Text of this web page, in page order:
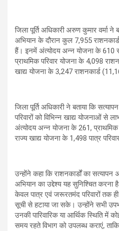
जिला पूर्ति अधिकारी अरुण कुमार वर्मा
अभियान के दौरान कुल 7,955
हैं। इनमें अंत्योदय अन्न योजना के 610
प्राथमिक परिवार योजना के 4,098
खाद्य योजना के 3,247 राशनकार्ड
जिला पूर्ति अधिकारी ने बताया कि
परिवारों को विभिन्न खाद्य योजनाओं से
अंत्योदय अन्न योजना के 261, प्राथमिक
राज्य खाद्य योजना के 1,498 पात्र
उन्होंने कहा कि राशनकार्डों का सत्यापन
अभियान का उद्देश्य यह सुनिश्चित करना
केवल पात्र एवं जरूरतमंद परिवारों तक ही
सूची से हटाया जा सके। उन्होंने सभी
उनकी पारिवारिक या आर्थिक स्थिति में
समय रहते विभाग को उपलब्ध कराएं,